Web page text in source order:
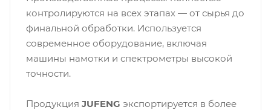
контролируются на всех этапах — от сырья до
финальной обработки. Используется
современное оборудование, включая
машины намотки и спектрометры высокой
точности.
Продукция JUFENG экспортируется в более